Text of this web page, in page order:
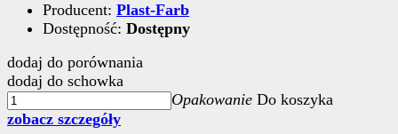
Producent: Plast-Farb
Dostępność: Dostępny
dodaj do porównania
dodaj do schowka
Opakowanie Do koszyka
zobacz szczegóły